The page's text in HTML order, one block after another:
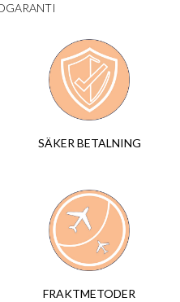
SÄKER BETALNING
FRAKTMETODER